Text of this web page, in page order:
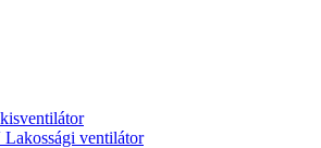
ventilátor